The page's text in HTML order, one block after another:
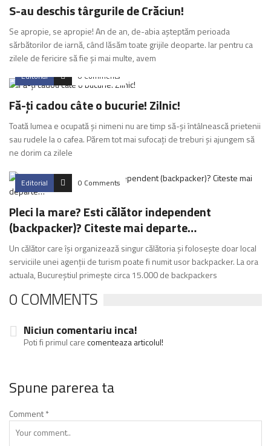
S-au deschis târgurile de Crăciun!
Se apropie, se apropie! An de an, de-abia așteptăm perioada
sărbătorilor de iarnă, când lăsăm toate grijile deoparte. Iar pentru ca
zilele de fericire să fie și mai multe, avem
Editorial 0 Comments
Fă-ți cadou câte o bucurie! Zilnic!
Toată lumea e ocupată și nimeni nu are timp să-și întâlnească prietenii
sau rudele la o cafea. Părem tot mai sufocați de treburi și ajungem să
ne dorim ca zilele
Editorial 0 Comments
Pleci la mare? Esti călător independent
(backpacker)? Citeste mai departe…
Un călător care își organizează singur călătoria şi folosește doar local
serviciile unei agenții de turism poate fi numit usor backpacker. La ora
actuala, Bucureştiul primeşte circa 15.000 de backpackers
0 COMMENTS
Niciun comentariu inca!
Poti fi primul carecomenteaza articolul!
Spune parerea ta
Comment*